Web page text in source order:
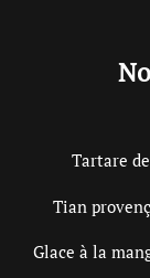
Tartare
Tian
Glace à la